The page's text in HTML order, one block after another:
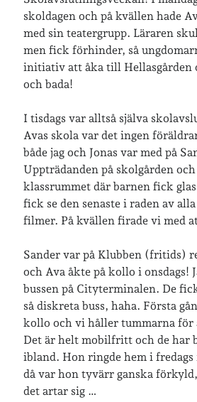
Logga in
Flöde för inlägg
Flöde för kommentarer
WordPress.org
skoldagen och på kvällen hade
med sin teatergrupp. Läraren
men fick förhinder, så
initiativ att åka till Hellasgården
och bada!
I tisdags var alltså själva
Avas skola var det ingen
både jag och Jonas var med på
Uppträdanden på skolgården
klassrummet där barnen fick
fick se den senaste i raden av
filmer. På kvällen firade vi med
Sander var på Klubben (fritids)
och Ava åkte på kollo i onsdags!
bussen på Cityterminalen. De
så diskreta buss, haha. Första
kollo och vi håller tummarna för
Det är helt mobilfritt och de har
ibland. Hon ringde hem i fredags
då var hon tyvärr ganska
det artar sig …